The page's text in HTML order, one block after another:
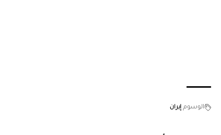
الوسوم إيران